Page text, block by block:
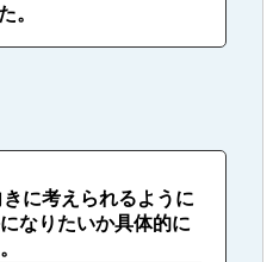
。
に考えられるように
なりたいか具体的に